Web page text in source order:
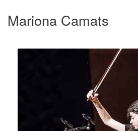
Mariona Camats